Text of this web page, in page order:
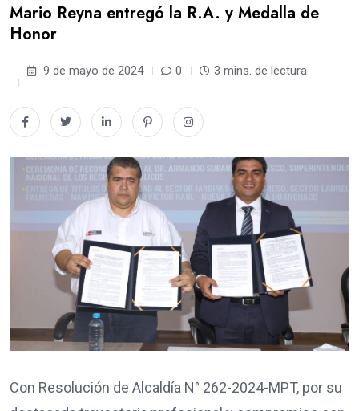
Mario Reyna entregó la R.A. y Medalla de
Honor
9 de mayo de 2024 0 3 mins. de lectura
Con Resolución de Alcaldía N° 262-2024-MPT, por su